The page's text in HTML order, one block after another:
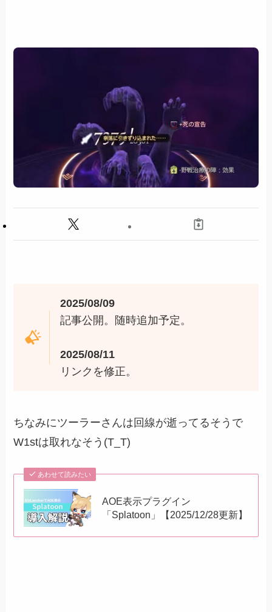
2025/08/09
記事公開。随時追加予定。
2025/08/11
リンクを修正。
ちなみにツーラーさんは回線が逝ってるそうで
W1stは取れなそう(T_T)
あわせて読みたい
AOE表示プラグイン
「Splatoon」【2025/12/28更新】